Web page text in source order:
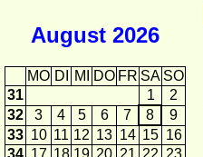
August 2026
MO DI MI DO FR SA SO
31
1
2
32
3 4 5 6 7 8
9
33 10 11 12 13 14 15 16
34 17 18 19 20 21 22 23